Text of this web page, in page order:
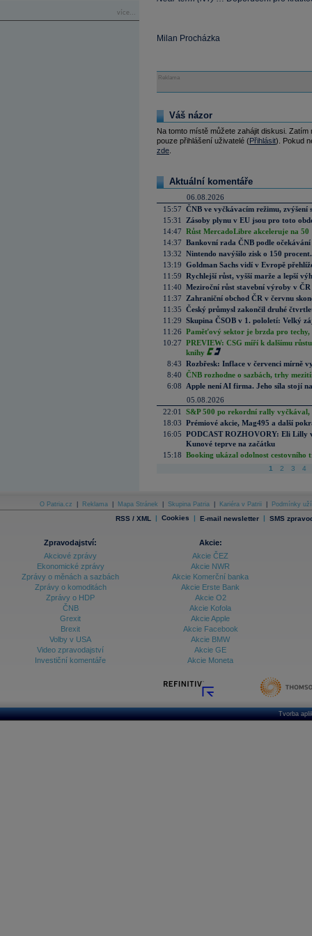
více...
Milan Procházka
Reklama
Váš názor
Na tomto místě můžete zahájit diskusi.
pouze přihlášení uživatelé (Přihlásit). Pokud
zde
Aktuální komentáře
06.08.2026
15:57 ČNB ve vyčkávacím režimu, zvýšení
15:31
Zásoby plynu v EU jsou pro toto
14:47 Růst MercadoLibre akceleruje na
14:37 Bankovní rada ČNB podle
13:32 Nintendo navýšilo zisk o 150
13:19 Goldman Sachs vidí v Evropě
11:59 Rychlejší růst, vyšší marže a lepší
11:40 Meziroční růst stavební výroby v
11:37
Zahraniční obchod ČR v červnu
11:35 Český průmysl zakončil druhé
11:29 Skupina ČSOB v 1. pololetí: Velký
11:26 Paměťový sektor je brzda pro techy,
10:27 PREVIEW: CSG míří k dalšímu
knihy
8:43 Rozbřesk: Inflace v červenci mírně
8:40 ČNB rozhodne o sazbách, trhy
6:08
Apple není AI firma. Jeho síla stojí
05.08.2026
22:01
S&P 500 po rekordní rally vyčkával,
18:03 Prémiové akcie, Mag495 a další
16:05 PODCAST ROZHOVORY: Eli Lilly
Kunové teprve na začátku
15:18 Booking ukázal odolnost cestovního
1 2 3 4
O Patria.cz Reklama Mapa Stránek Skupina Patria Kariéra v Patrii Podmínky
RSS / XML | Cookies | E-mail newsletter | SMS
Zpravodajství:
Akciové zprávy
Ekonomické zprávy
Zprávy o měnách a sazbách
Zprávy o komoditách
Zprávy o HDP
ČNB
Grexit
Brexit
Volby v USA
Video zpravodajství
Investiční komentáře
Akcie:
Akcie ČEZ
Akcie NWR
Akcie Komerční banka
Akcie Erste Bank
Akcie O2
Akcie Kofola
Akcie Apple
Akcie Facebook
Akcie BMW
Akcie GE
Akcie Moneta
Tvorba